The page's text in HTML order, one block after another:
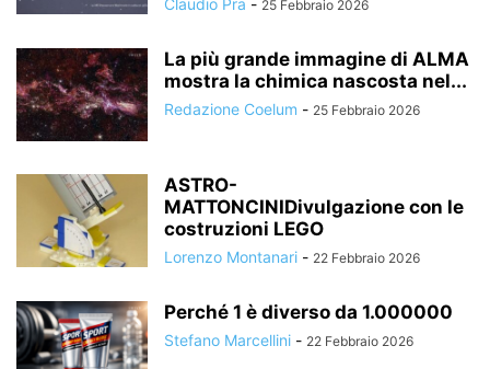
Claudio Pra - 25 Febbraio 2026
La più grande immagine di ALMA
mostra la chimica nascosta nel...
Redazione Coelum - 25 Febbraio 2026
ASTRO-
MATTONCINIDivulgazione con le
costruzioni LEGO
Lorenzo Montanari - 22 Febbraio 2026
Perché 1 è diverso da 1.000000
Stefano Marcellini - 22 Febbraio 2026